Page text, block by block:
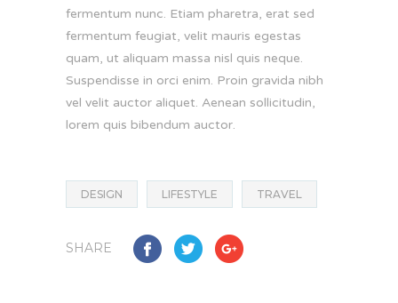
fermentum nunc. Etiam pharetra, erat sed
fermentum feugiat, velit mauris egestas
quam, ut aliquam massa nisl quis neque.
Suspendisse in orci enim. Proin gravida nibh
vel velit auctor aliquet. Aenean sollicitudin,
lorem quis bibendum auctor.
DESIGN LIFESTYLE TRAVEL
SHARE